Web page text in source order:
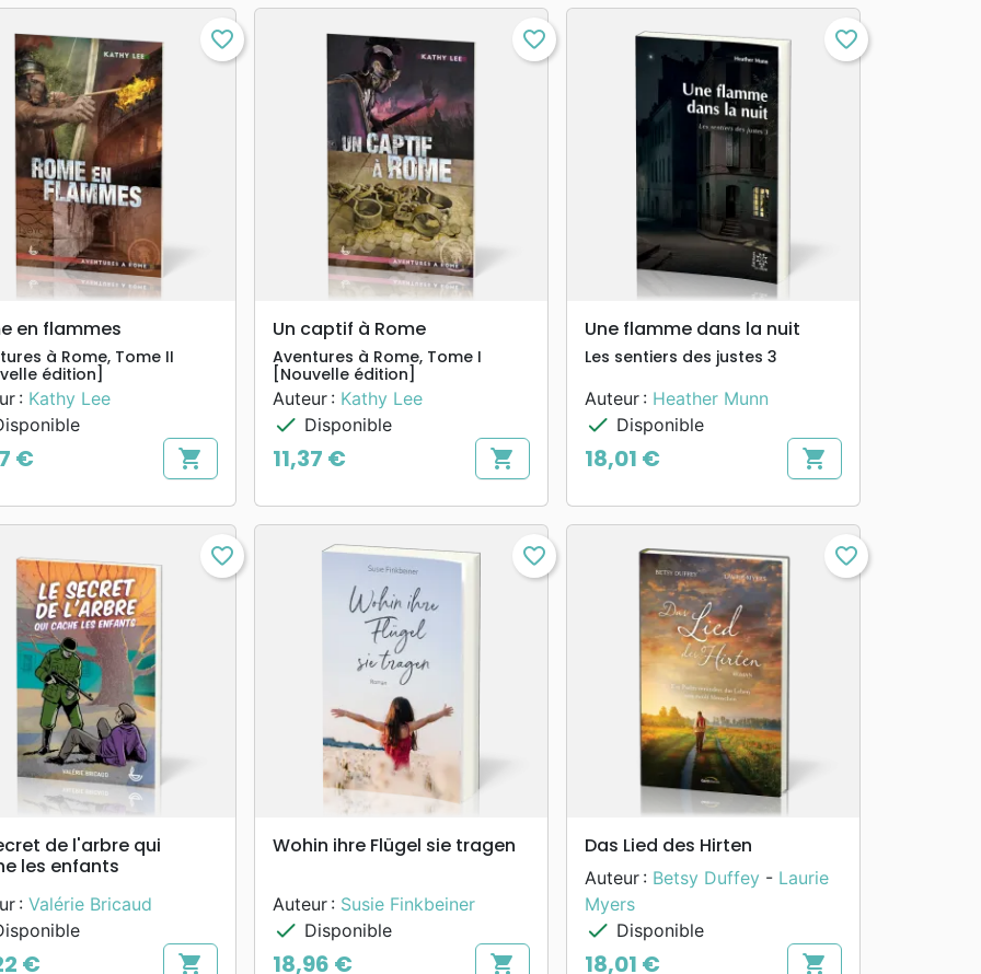
search APERÇU RAPIDE
favorite_border
en flammes
à Rome, Tome II
édition]
: Kathy Lee
€ shopping_cart
searchAPERÇU RAPIDE
favorite_border
Un captif à Rome
Aventures à Rome, Tome I
[Nouvelle édition]
Auteur : Kathy Lee
check Disponible
Prix
11,37 € shopping_cart
search APERÇU RAPIDE
favorite_border
Une flamme dans la nuit
Les sentiers des justes 3
Auteur : Heather Munn
check Disponible
Prix
18,01 € shopping_cart
search APERÇU RAPIDE
favorite_border
de l'arbre qui
les enfants
: Valérie Bricaud
€ shopping_cart
search APERÇU RAPIDE
favorite_border
Wohin ihre Flügel sie tragen
Auteur : Susie Finkbeiner
check Disponible
18,96 € shopping_cart
searchAPERÇU RAPIDE
favorite_border
Das Lied des Hirten
Auteur : Betsy Duffey- Laurie
Myers
check Disponible
18,01 € shopping_cart